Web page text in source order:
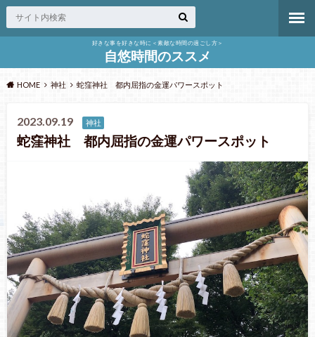
好きな事を好きな時に＜素敵な時間の過ごし方＞
自悠時間のススメ
HOME 神社 蛇窪神社 都内屈指の金運パワースポット
2023.09.19 神社
蛇窪神社 都内屈指の金運パワースポット